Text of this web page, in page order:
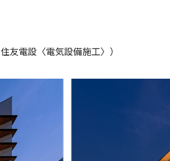
友電設〈電気設備施工〉）